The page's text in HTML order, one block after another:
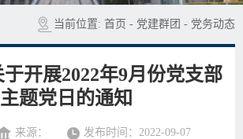
当前位置: 首页 - 党建群团 - 党务动态
开展2022年9月份党支部
主题党日的通知
来源：
发布时间：2022-09-07